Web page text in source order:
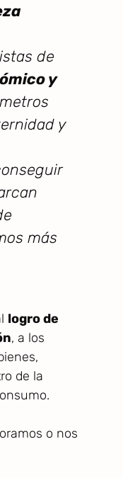
de
y
y
más
logro de
, a los
de la
o nos